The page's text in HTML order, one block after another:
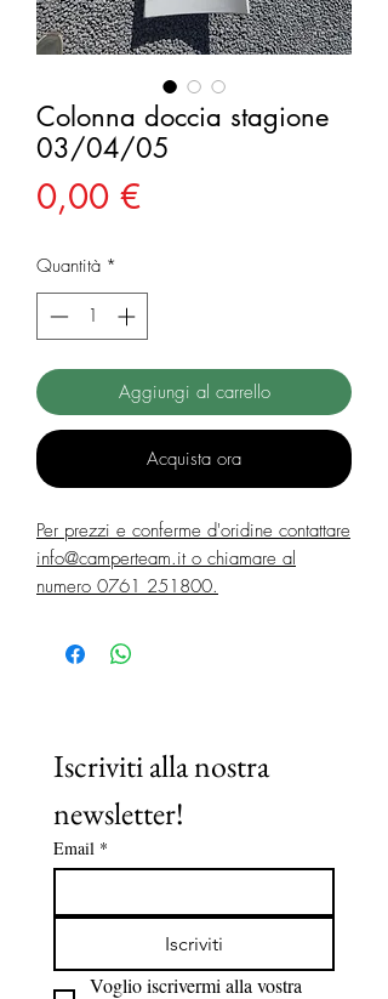
Colonna doccia stagione
03/04/05
0,00 €Prezzo
Quantità *
Aggiungi al carrello
Acquista ora
Per prezzi e conferme d'oridine contattare
info@camperteam.it o chiamare al
numero 0761 251800.
Iscriviti alla nostra
newsletter!
Email *
Iscriviti
Voglio iscrivermi alla vostra